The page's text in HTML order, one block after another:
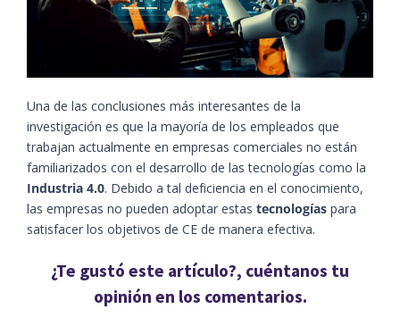
Una de las conclusiones más interesantes de la
investigación es que la mayoría de los empleados que
trabajan actualmente en empresas comerciales no están
familiarizados con el desarrollo de las tecnologías como la
Industria 4.0. Debido a tal deficiencia en el conocimiento,
las empresas no pueden adoptar estas tecnologías para
satisfacer los objetivos de CE de manera efectiva.
¿Te gustó este artículo?, cuéntanos tu
opinión en los comentarios.